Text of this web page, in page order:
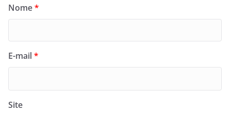
Nome*
E-mail*
Site